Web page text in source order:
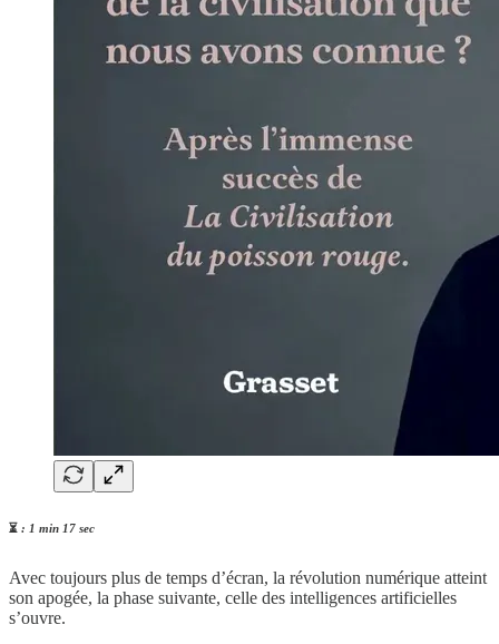
⏳ : 1 min 17 sec
Avec toujours plus de temps d’écran, la révolution numérique atteint
son apogée, la phase suivante, celle des intelligences artificielles
s’ouvre.